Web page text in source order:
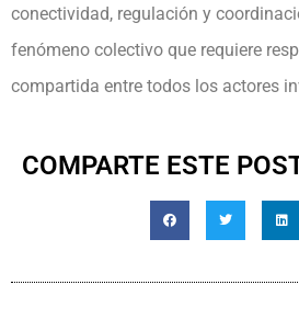
conectividad, regulación y
fenómeno colectivo que requiere
compartida entre todos los actores
COMPARTE ESTE